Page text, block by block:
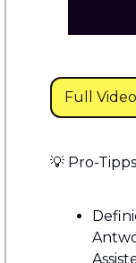
Full Video
💡 Pro-